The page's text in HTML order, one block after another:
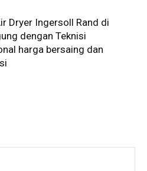
Dryer Ingersoll Rand di
dengan Teknisi
harga bersaing dan